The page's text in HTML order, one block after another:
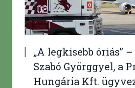
„A legkisebb óriás”
Szabó Györggyel, a
Hungária Kft.